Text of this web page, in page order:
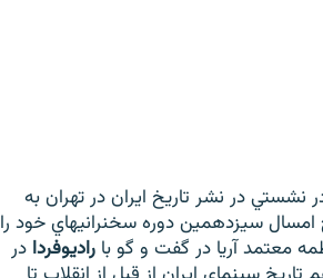
نشستي در نشر تاريخ ايران در تهران به
امسال سيزدهمين دوره سخنرانيهاي خود را
معتمد آريا در گفت و گو باراديوفردادر